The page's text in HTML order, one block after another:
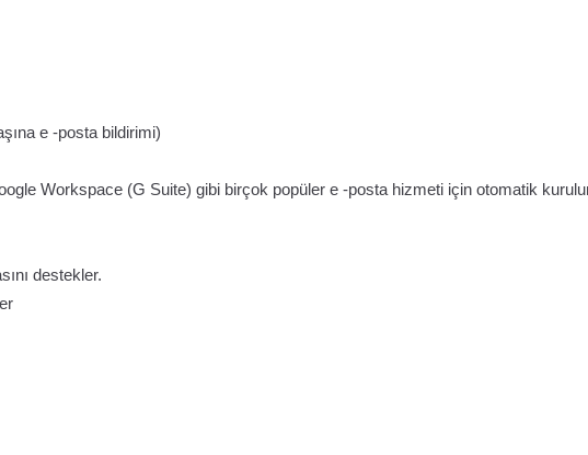
e -posta bildirimi)
Workspace (G Suite) gibi birçok popüler e -posta hizmeti için otomatik
destekler.